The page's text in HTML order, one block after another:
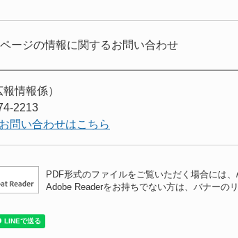
ージの情報に関するお問い合わせ
報情報係
2213
問い合わせはこちら
PDF形式のファイルをご覧いただく場合には
Adobe Readerをお持ちでない方は、バナーの